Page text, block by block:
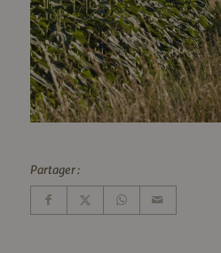
Partager :